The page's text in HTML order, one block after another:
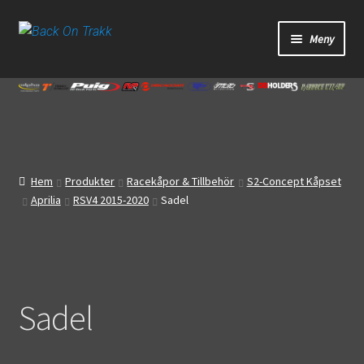
Hoppa
Hoppa
Meny
Start
Bilder
Hem Produkter Racekåpor & Tillbehör
S2-Concept Kåpset
Aprilia
RSV4 2015-2020 Sadel
Sadel